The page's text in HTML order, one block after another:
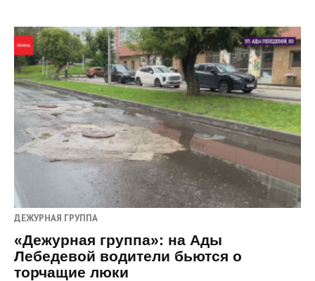
ДЕЖУРНАЯ ГРУППА
«Дежурная группа»: на Ады
Лебедевой водители бьются о
торчащие люки